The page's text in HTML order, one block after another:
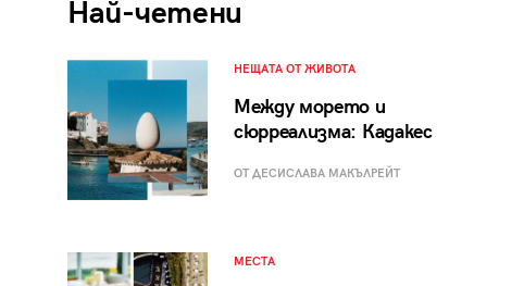
Най-четени
НЕЩАТА ОТ ЖИВОТА
Между морето и
сюрреализма: Кадакес
ОТ ДЕСИСЛАВА МАКЪЛРЕЙТ
МЕСТА